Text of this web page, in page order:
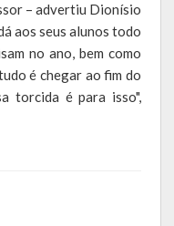
Confissão Luterana no
Lagoense: uma história
– advertiu Dionísio
aos seus alunos todo
no ano, bem como
é chegar ao fim do
torcida é para isso",